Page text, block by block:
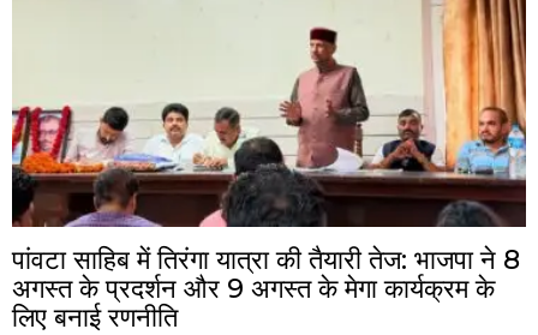
पांवटा साहिब में तिरंगा यात्रा की तैयारी तेज: भाजपा ने 8
अगस्त के प्रदर्शन और 9 अगस्त के मेगा कार्यक्रम के
लिए बनाई रणनीति